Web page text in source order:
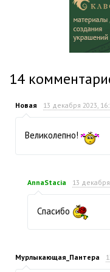
14
Новая 13 декабря 2023,
Великолепно!
AnnaStacia 13
Спасибо
Мурлыкающая_Пантера